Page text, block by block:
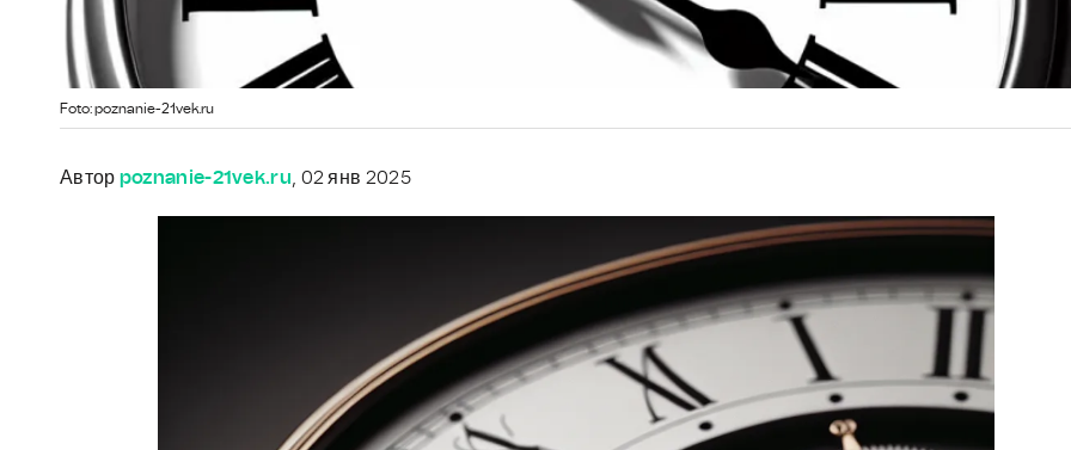
Foto: poznanie-21vek.ru
Автор poznanie-21vek.ru, 02 янв 2025